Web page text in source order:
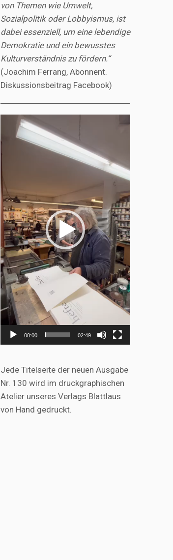
von Themen wie Umwelt,
Sozialpolitik oder Lobbyismus, ist
dabei essenziell, um eine lebendige
Demokratie und ein bewusstes
Kulturverständnis zu fördern.“
(Joachim Ferrang, Abonnent.
Diskussionsbeitrag Facebook)
Video-
Player
00:00 02:49
Jede Titelseite der neuen Ausgabe
Nr. 130 wird im druckgraphischen
Atelier unseres Verlags Blattlaus
von Hand gedruckt.